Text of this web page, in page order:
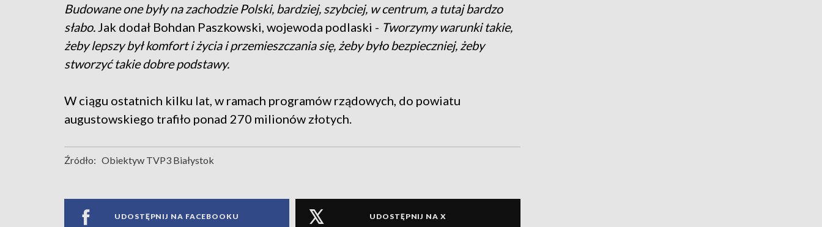
Budowane one były na zachodzie Polski, bardziej, szybciej, w centrum, a tutaj bardzo
słabo. Jak dodał Bohdan Paszkowski, wojewoda podlaski - Tworzymy warunki takie,
żeby lepszy był komfort i życia i przemieszczania się, żeby było bezpieczniej, żeby
stworzyć takie dobre podstawy.
W ciągu ostatnich kilku lat, w ramach programów rządowych, do powiatu
augustowskiego trafiło ponad 270 milionów złotych.
Źródło: Obiektyw TVP3 Białystok
UDOSTĘPNIJ NA FACEBOOKU UDOSTĘPNIJ NA X